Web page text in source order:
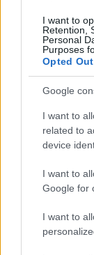
I want to
Retention,
Personal
Purposes
Opted Out
Google
I want to
related to
device
I want to
Google for
I want to